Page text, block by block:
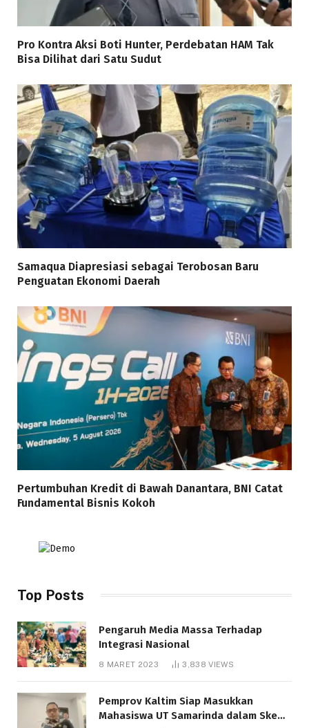
Pro Kontra Aksi Boti Hunter, Perdebatan HAM Tak
Bisa Dilihat dari Satu Sudut
Samaqua Diapresiasi sebagai Terobosan Baru
Penguatan Ekonomi Daerah
Pertumbuhan Kredit di Bawah Danantara, BNI Catat
Fundamental Bisnis Kokoh
Top Posts
Pengaruh Media Massa Terhadap
Integrasi Nasional
8 MARET 2023 3,838VIEWS
Pemprov Kaltim Siap Masukkan
Mahasiswa UT Samarinda dalam Skema